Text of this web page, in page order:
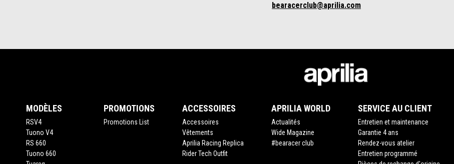
bearacerclub@aprilia.com
MODÈLES
RSV4
Tuono V4
RS 660
Tuono 660
PROMOTIONS
Promotions List
ACCESSOIRES
Accessoires
Vêtements
Aprilia Racing Replica
Rider Tech Outfit
APRILIA WORLD
Actualités
Wide Magazine
#bearacer club
SERVICE AU CLIENT
Entretien et maintenance
Garantie 4 ans
Rendez-vous atelier
Entretien programmé